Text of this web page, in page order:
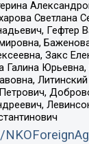
Гефтер
Закс